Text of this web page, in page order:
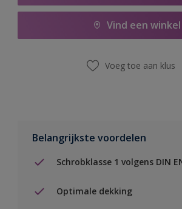
Vind een winkel
Voeg toe aan klus
Belangrijkste voordelen
Schrobklasse 1 volgens DIN
Optimale dekking